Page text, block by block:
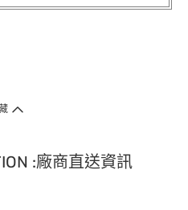
:廠商直送資訊